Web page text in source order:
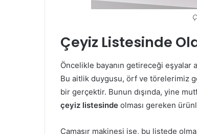
Çeyiz Listesinde
Öncelikle bayanın getireceği eşyalar
Bu aitlik duygusu, örf ve törelerimiz
bir gerçektir. Bunun dışında, yine
çeyiz listesinde olması gereken
Çamaşır makinesi ise, bu listede